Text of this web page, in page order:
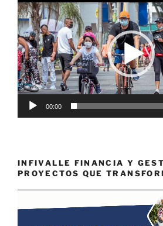
de
vídeo
00:00
INFIVALLE FINANCIA Y
PROYECTOS QUE
de